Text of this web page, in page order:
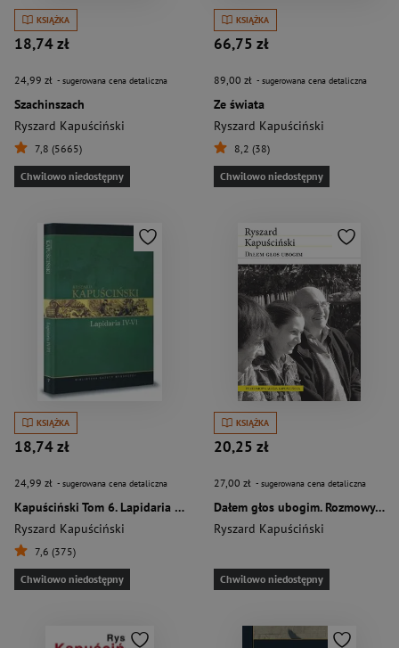
KSIĄŻKA
18,74 zł
24,99 zł - sugerowana cena detaliczna
Szachinszach
Ryszard Kapuściński
7,8 (5665)
Chwilowo niedostępny
KSIĄŻKA
66,75 zł
89,00 zł - sugerowana cena detaliczna
Ze świata
Ryszard Kapuściński
8,2 (38)
Chwilowo niedostępny
KSIĄŻKA
18,74 zł
24,99 zł - sugerowana cena detaliczna
Kapuściński Tom 6. Lapidaria I- III
Ryszard Kapuściński
7,6 (375)
Chwilowo niedostępny
KSIĄŻKA
20,25 zł
27,00 zł - sugerowana cena detaliczna
Dałem głos ubogim. Rozmowy z młodzieżą
Ryszard Kapuściński
Chwilowo niedostępny